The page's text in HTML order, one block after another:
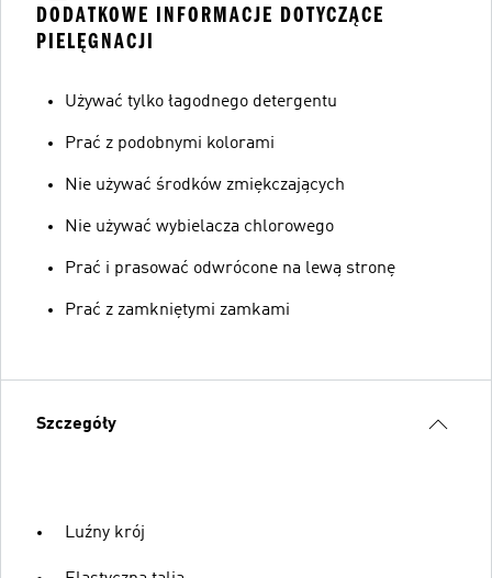
DODATKOWE INFORMACJE DOTYCZĄCE
PIELĘGNACJI
Używać tylko łagodnego detergentu
Prać z podobnymi kolorami
Nie używać środków zmiękczających
Nie używać wybielacza chlorowego
Prać i prasować odwrócone na lewą stronę
Prać z zamkniętymi zamkami
Szczegóły
Luźny krój